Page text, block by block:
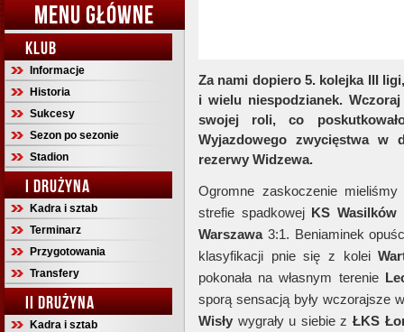
MENU GŁÓWNE
KLUB
Informacje
Historia
Sukcesy
Sezon po sezonie
Stadion
I DRUŻYNA
Kadra i sztab
Terminarz
Przygotowania
Transfery
II DRUŻYNA
Kadra i sztab
Za nami dopiero 5. kolejka III
i wielu niespodzianek.
swojej roli, co
Wyjazdowego zwycięstwa w
rezerwy Widzewa.
Ogromne zaskoczenie
strefie spadkowej KS Wasilków
Warszawa3:1. Beniaminek
klasyfikacji pnie się z kolei
pokonała na własnym terenie
sporą sensacją były wczorajsze
Wisły wygrały u siebie z ŁKS